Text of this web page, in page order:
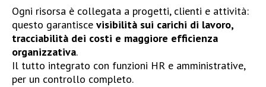
Ogni risorsa è collegata a progetti, clienti e attività:
questo garantisce visibilità sui carichi di lavoro,
tracciabilità dei costi e maggiore efficienza
organizzativa.
Il tutto integrato con funzioni HR e amministrative,
per un controllo completo.